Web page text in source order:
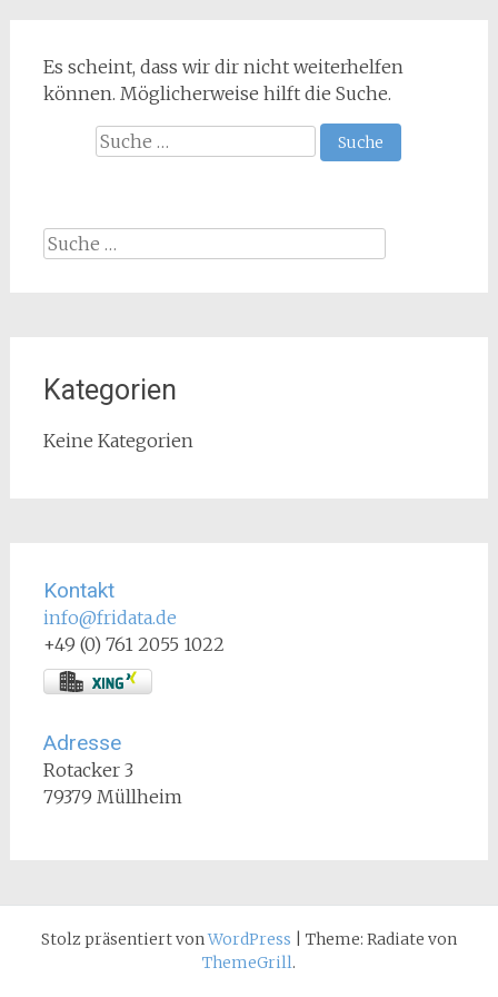
Es scheint, dass wir dir nicht weiterhelfen
können. Möglicherweise hilft die Suche.
Suche
nach:
Suche
Kategorien
Keine Kategorien
Kontakt
info@fridata.de
+49 (0) 761 2055 1022
Adresse
Rotacker 3
79379 Müllheim
Stolz präsentiert vonWordPress
Theme: Radiate von
ThemeGrill.